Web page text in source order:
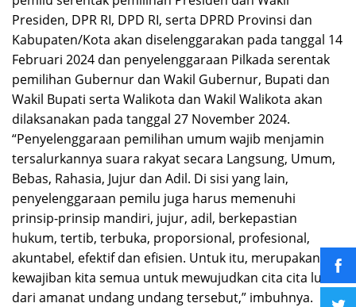
Presiden, DPR RI, DPD RI, serta DPRD Provinsi dan
Kabupaten/Kota akan diselenggarakan pada tanggal 14
Februari 2024 dan penyelenggaraan Pilkada serentak
pemilihan Gubernur dan Wakil Gubernur, Bupati dan
Wakil Bupati serta Walikota dan Wakil Walikota akan
dilaksanakan pada tanggal 27 November 2024.
“Penyelenggaraan pemilihan umum wajib menjamin
tersalurkannya suara rakyat secara Langsung, Umum,
Bebas, Rahasia, Jujur dan Adil. Di sisi yang lain,
penyelenggaraan pemilu juga harus memenuhi
prinsip-prinsip mandiri, jujur, adil, berkepastian
hukum, tertib, terbuka, proporsional, profesional,
akuntabel, efektif dan efisien. Untuk itu, merupakan
kewajiban kita semua untuk mewujudkan cita cita luhur
dari amanat undang undang tersebut,” imbuhnya.